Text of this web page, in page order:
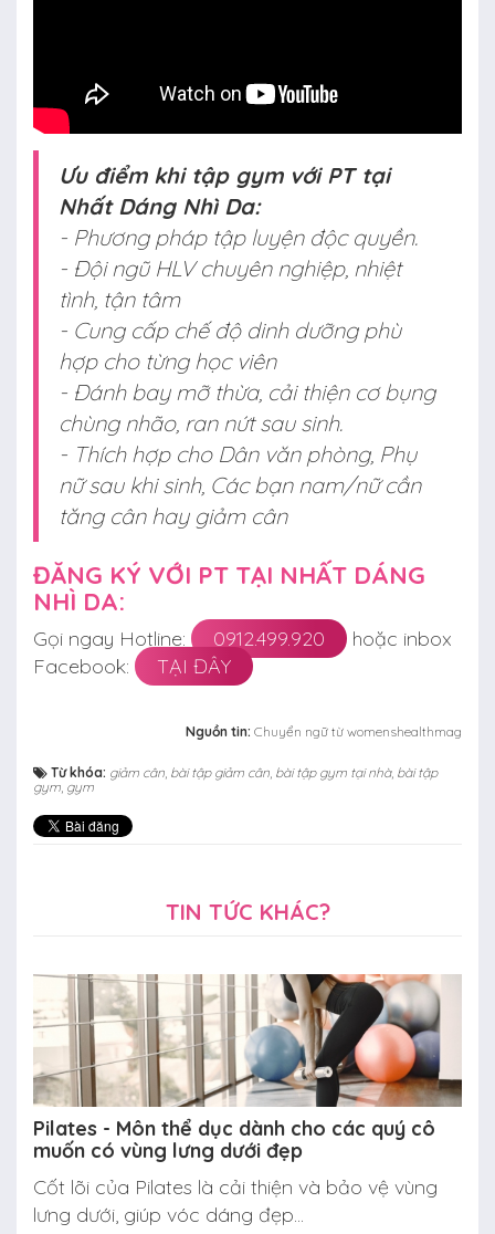
Ưu điểm khi tập gym với PT tại
Nhất Dáng Nhì Da:
- Phương pháp tập luyện độc quyền.
- Đội ngũ HLV chuyên nghiệp, nhiệt
tình, tận tâm
- Cung cấp chế độ dinh dưỡng phù
hợp cho từng học viên
- Đánh bay mỡ thừa, cải thiện cơ bụng
chùng nhão, ran nứt sau sinh.
- Thích hợp cho Dân văn phòng, Phụ
nữ sau khi sinh, Các bạn nam/nữ cần
tăng cân hay giảm cân
ĐĂNG KÝ VỚI PT TẠI NHẤT DÁNG
NHÌ DA:
Gọi ngay Hotline: 0912.499.920
hoặc inbox
Facebook:
TẠI ĐÂY
Nguồn tin: Chuyển ngữ từ womenshealthmag
Từ khóa: giảm cân, bài tập giảm cân, bài tập gym tại nhà, bài tập
gym, gym
TIN TỨC KHÁC?
Pilates - Môn thể dục dành cho các quý cô
muốn có vùng lưng dưới đẹp
Cốt lõi của Pilates là cải thiện và bảo vệ vùng
lưng dưới, giúp vóc dáng đẹp...